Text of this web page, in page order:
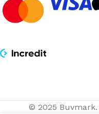
© 2025 Buvmark.
Piekaramais